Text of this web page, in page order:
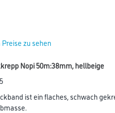
zu sehen
Nopi 50m:38mm, hellbeige
ist ein flaches, schwach